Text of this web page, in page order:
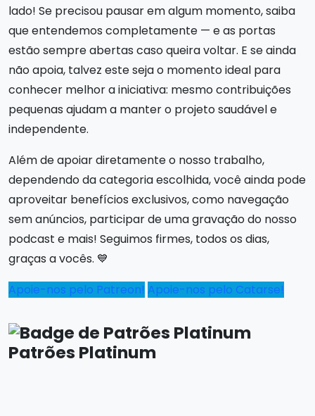
lado! Se precisou pausar em algum momento, saiba
que entendemos completamente — e as portas
estão sempre abertas caso queira voltar. E se ainda
não apoia, talvez este seja o momento ideal para
conhecer melhor a iniciativa: mesmo contribuições
pequenas ajudam a manter o projeto saudável e
independente.
Além de apoiar diretamente o nosso trabalho,
dependendo da categoria escolhida, você ainda pode
aproveitar benefícios exclusivos, como navegação
sem anúncios, participar de uma gravação do nosso
podcast e mais! Seguimos firmes, todos os dias,
graças a vocês. 💙
Apoie-nos pelo Patreon! Apoie-nos pelo Catarse!
Patrões Platinum